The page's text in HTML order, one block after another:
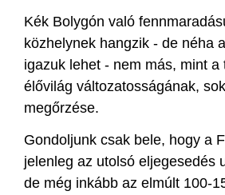
Kék Bolygón való
közhelynek hangzik - de néha
igazuk lehet - nem más, mint a
élővilág változatosságának,
megőrzése.
Gondoljunk csak bele, hogy a
jelenleg az utolsó eljegesedés
de még inkább az elmúlt 100-